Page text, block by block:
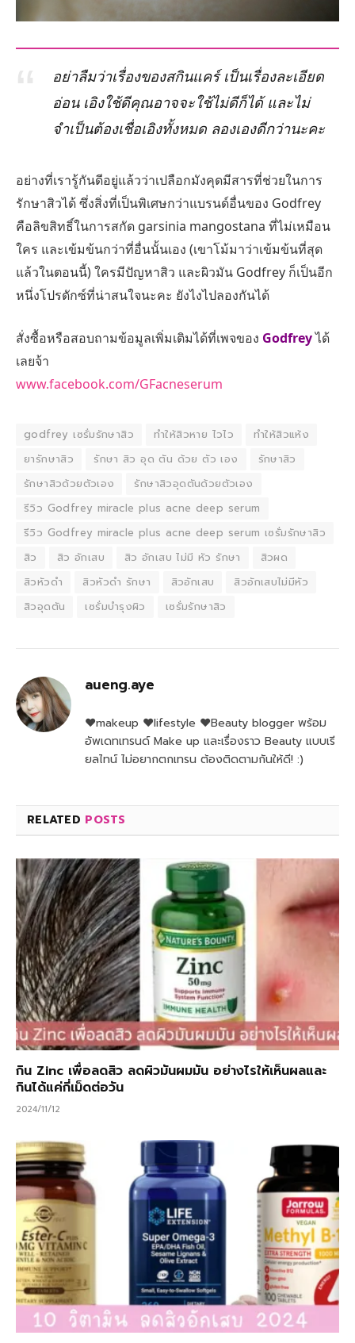
อย่าลืมว่าเรื่องของสกินแคร์ เป็นเรื่องละเอียด
อ่อน เอิงใช้ดีคุณอาจจะใช้ไม่ดีก็ได้ และไม่
จำเป็นต้องเชื่อเอิงทั้งหมด ลองเองดีกว่านะคะ
อย่างที่เรารู้กันดีอยู่แล้วว่าเปลือกมังคุดมีสารที่ช่วยในการ
รักษาสิวได้ ซึ่งสิ่งที่เป็นพิเศษกว่าแบรนด์อื่นของ Godfrey
คือลิขสิทธิ์ในการสกัด garsinia mangostana ที่ไม่เหมือน
ใคร และเข้มข้นกว่าที่อื่นนั้นเอง (เขาโม้มาว่าเข้มข้นที่สุด
แล้วในตอนนี้) ใครมีปัญหาสิว และผิวมัน Godfrey ก็เป็นอีก
หนึ่งโปรดักซ์ที่น่าสนใจนะคะ ยังไงไปลองกันได้
สั่งซื้อหรือสอบถามข้อมูลเพิ่มเติมได้ที่เพจของ Godfreyได้
เลยจ้า
www.facebook.com/GFacneserum
godfrey เซรั่มรักษาสิว ทำให้สิวหาย ไวไว
ทำให้สิวแห้ง
ยารักษาสิว
รักษา สิว อุด ตัน ด้วย ตัว เอง
รักษาสิว
รักษาสิวด้วยตัวเอง
รักษาสิวอุดตันด้วยตัวเอง
รีวิว Godfrey miracle plus acne deep serum
รีวิว Godfrey miracle plus acne deep serum เซรั่มรักษาสิว
สิว
สิว อักเสบ สิว อักเสบ ไม่มี หัว รักษา
สิวผด
สิวหัวดํา
สิวหัวดํา รักษา สิวอักเสบ
สิวอักเสบไม่มีหัว
สิวอุดตัน
เซรั่มบำรุงผิว เซรั่มรักษาสิว
aueng.aye
♥makeup ♥lifestyle ♥Beauty blogger พร้อม
อัพเดทเทรนด์ Make up และเรื่องราว Beauty แบบเรี
ยลไทน์ ไม่อยากตกเทรน ต้องติดตามกันให้ดี! :)
RELATED POSTS
กิน Zinc เพื่อลดสิว ลดผิวมันผมมัน อย่างไรให้เห็นผลและ
กินได้แค่กี่เม็ดต่อวัน
2024/11/12